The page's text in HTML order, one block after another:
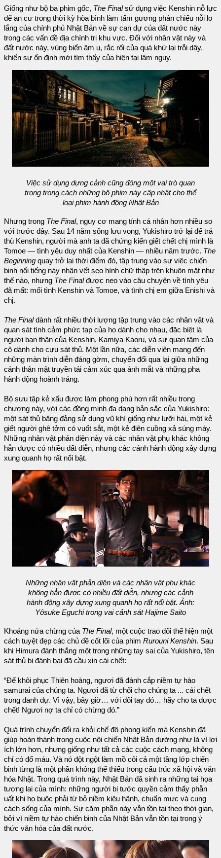
Giống như bộ ba phim gốc, The Finalsử dụng việc Kenshin nỗ lực
để an cư trong thời kỳ hòa bình làm tấm gương phản chiếu nỗi lo
lắng của chính phủ Nhật Bản về sự can dự của đất nước này
trong các vấn đề địa chính trị khu vực. Đối với nhân vật này và
đất nước này, vùng biển âm u, rắc rối của quá khứ lại trỗi dậy,
khiến sự ổn định mới tìm thấy của hiện tại lâm nguy.
Việc sử dụng dựng cảnh cũng đóng một vai trò quan
trọng trong cách những bộ phim này cập nhật cho thể
loại phim hành động Nhật Bản
Nhưng trong The Final, nguy cơ mang tính cá nhân hơn nhiều so
với trước đây. Sau 14 năm sống lưu vong, Yukishiro trở lại để trả
thù Kenshin, người mà anh ta đã chứng kiến giết chết chị mình là
Tomoe — tình yêu duy nhất của Kenshin — nhiều năm trước. The
Beginning quay trở lại thời điểm đó, tập trung vào sự việc chiến
binh nổi tiếng này nhận vết sẹo hình chữ thập trên khuôn mặt như
thế nào, nhưng The Finalđược neo vào câu chuyện về tình yêu
đã mất: mối tình Kenshin và Tomoe, và tình chị em giữa Enishi và
chị.
The Finaldành rất nhiều thời lượng tập trung vào các nhân vật và
quan sát tình cảm phức tạp của họ dành cho nhau, đặc biệt là
người bạn thân của Kenshin, Kamiya Kaoru, và sự quan tâm của
cô dành cho cựu sát thủ. Một lần nữa, các diễn viên mang đến
những màn trình diễn đáng gờm, chuyển đổi qua lại giữa những
cảnh thân mật truyền tải cảm xúc qua ánh mắt và những pha
hành động hoành tráng.
Bộ sưu tập kẻ xấu được làm phong phú hơn rất nhiều trong
chương này, với các đồng minh đa dạng bản sắc của Yukishiro:
một sát thủ băng đảng sử dụng vũ khí giống như lưỡi hái, một kẻ
giết người ghê tởm có vuốt sắt, một kẻ điên cuồng xả súng máy.
Những nhân vật phản diện này và các nhân vật phụ khác không
hẳn được có nhiều đất diễn, nhưng các cảnh hành động xây dựng
xung quanh họ rất nổi bật.
Những nhân vật phản diện và các nhân vật phụ khác
không hẳn được có nhiều đất diễn, nhưng các cảnh
hành động xây dựng xung quanh họ rất nổi bật. Ảnh:
Yôsuke Eguchi trong vai cảnh sát Hajime Saito
Khoảng nửa chừng của The Final, một cuộc trao đổi thể hiện một
cách tuyệt đẹp các chủ đề cốt lõi của phim Rurouni Kenshin. Sau
khi Himura đánh thắng một trong những tay sai của Yukishiro, tên
sát thủ bị đánh bại đã cầu xin cái chết:
“Để khôi phục Thiên hoàng, ngươi đã đánh cắp niềm tự hào
samurai của chúng ta. Ngươi đã từ chối cho chúng ta ... cái chết
trong danh dự. Vì vậy, bây giờ… với đôi tay đó… hãy cho ta được
chết! Ngươi nợ ta chỉ có chừng đó.”
Quá trình chuyển đổi ra khỏi chế độ phong kiến ​​mà Kenshin đã
giúp hoàn thành trong cuộc nội chiến Nhật Bản dường như là vì lợi
ích lớn hơn, nhưng giống như tất cả các cuộc cách mạng, không
chỉ có đổ máu. Và nó đột ngột làm mồ côi cả một tầng lớp chiến
binh từng là một phần không thể thiếu trong cấu trúc xã hội và văn
hóa Nhật. Trong quá trình này, Nhật Bản đã sinh ra những tai họa
tương lai của mình: những người bị tước quyền cảm thấy phẫn
uất khi họ buộc phải từ bỏ niềm kiêu hãnh, chuẩn mực và cung
cách sống của mình. Sự căm phẫn này vẫn tồn tại theo thời gian,
bởi vì niềm tự hào chiến binh của Nhật Bản vẫn tồn tại trong ý
thức văn hóa của đất nước.